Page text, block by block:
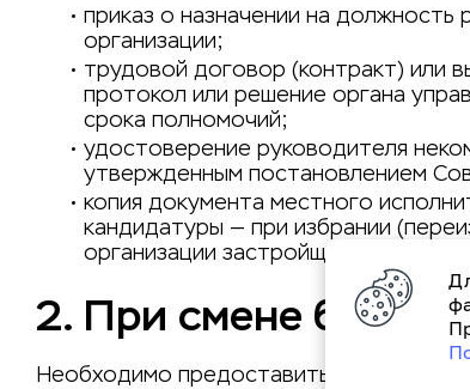
приказ о назначении на
организации;
трудовой договор (контракт) или
протокол или решение органа
срока полномочий;
удостоверение руководителя
утвержденным постановлением
копия документа местного
кандидатуры — при избрании
организации застройщиков.
2. При смене
Необходимо предоставить: